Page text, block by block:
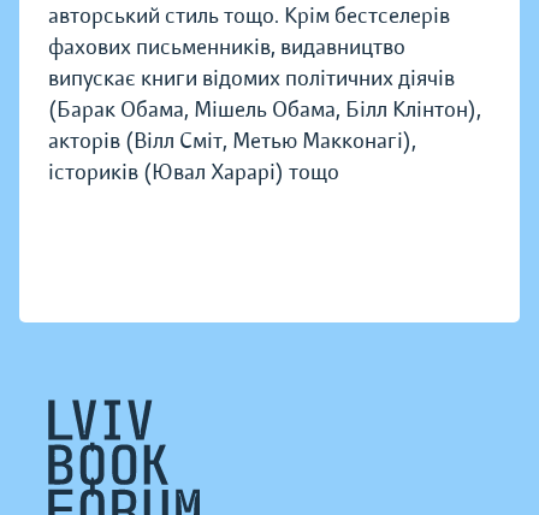
авторський стиль тощо. Крім бестселерів
фахових письменників, видавництво
випускає книги відомих політичних діячів
(Барак Обама, Мішель Обама, Білл Клінтон),
акторів (Вілл Сміт, Метью Макконагі),
істориків (Ювал Харарі) тощо